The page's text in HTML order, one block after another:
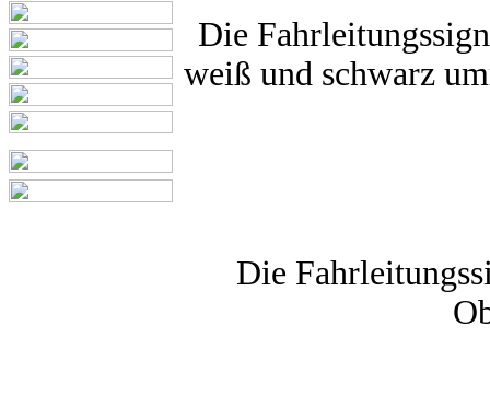
Die
weiß und schwarz
Die